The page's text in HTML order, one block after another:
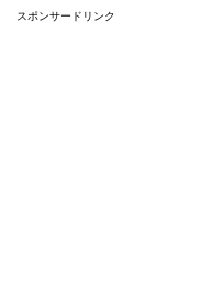
スポンサードリンク